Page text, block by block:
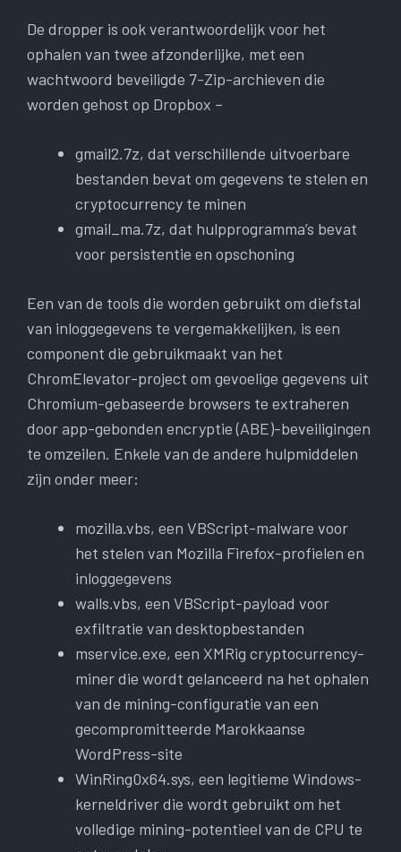
De dropper is ook verantwoordelijk voor het
ophalen van twee afzonderlijke, met een
wachtwoord beveiligde 7-Zip-archieven die
worden gehost op Dropbox –
gmail2.7z, dat verschillende uitvoerbare
bestanden bevat om gegevens te stelen en
cryptocurrency te minen
gmail_ma.7z, dat hulpprogramma’s bevat
voor persistentie en opschoning
Een van de tools die worden gebruikt om diefstal
van inloggegevens te vergemakkelijken, is een
component die gebruikmaakt van het
ChromElevator-project om gevoelige gegevens uit
Chromium-gebaseerde browsers te extraheren
door app-gebonden encryptie (ABE)-beveiligingen
te omzeilen. Enkele van de andere hulpmiddelen
zijn onder meer:
mozilla.vbs, een VBScript-malware voor
het stelen van Mozilla Firefox-profielen en
inloggegevens
walls.vbs, een VBScript-payload voor
exfiltratie van desktopbestanden
mservice.exe, een XMRig cryptocurrency-
miner die wordt gelanceerd na het ophalen
van de mining-configuratie van een
gecompromitteerde Marokkaanse
WordPress-site
WinRing0x64.sys, een legitieme Windows-
kerneldriver die wordt gebruikt om het
volledige mining-potentieel van de CPU te